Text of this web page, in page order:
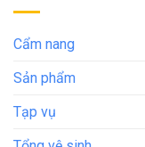
Cẩm nang
Sản phẩm
Tạp vụ